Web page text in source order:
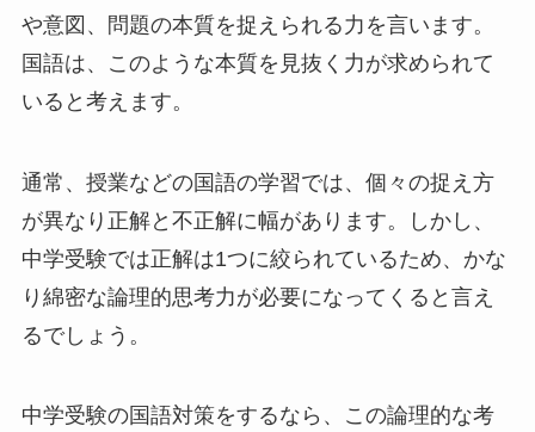
や意図、問題の本質を捉えられる力を言います。
国語は、このような本質を見抜く力が求められて
いると考えます。
通常、授業などの国語の学習では、個々の捉え方
が異なり正解と不正解に幅があります。しかし、
中学受験では正解は1つに絞られているため、かな
り綿密な論理的思考力が必要になってくると言え
るでしょう。
中学受験の国語対策をするなら、この論理的な考